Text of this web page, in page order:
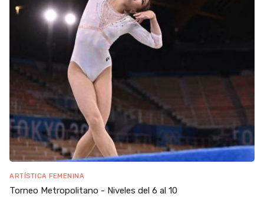
ARTÍSTICA FEMENINA
Torneo Metropolitano - Niveles del 6 al 10